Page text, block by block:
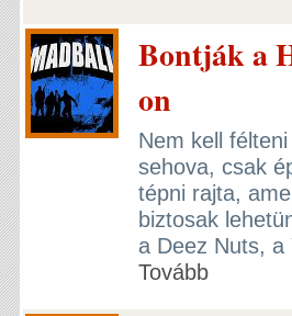
Bontják a
on
Nem kell
sehova, csak
tépni rajta,
biztosak
a Deez Nuts, a
Tovább